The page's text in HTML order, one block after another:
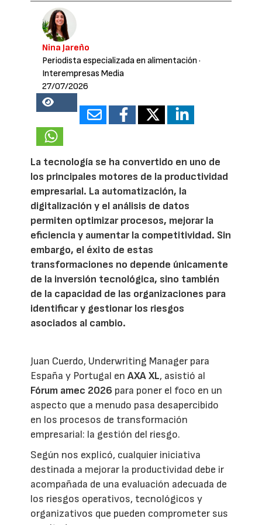
Nina Jareño
Periodista especializada en alimentación ·
Interempresas Media
27/07/2026
15680
La tecnología se ha convertido en uno de
los principales motores de la productividad
empresarial. La automatización, la
digitalización y el análisis de datos
permiten optimizar procesos, mejorar la
eficiencia y aumentar la competitividad. Sin
embargo, el éxito de estas
transformaciones no depende únicamente
de la inversión tecnológica, sino también
de la capacidad de las organizaciones para
identificar y gestionar los riesgos
asociados al cambio.
Juan Cuerdo, Underwriting Manager para
España y Portugal enAXA XL, asistió al
Fórum amec 2026 para poner el foco en un
aspecto que a menudo pasa desapercibido
en los procesos de transformación
empresarial: la gestión del riesgo.
Según nos explicó, cualquier iniciativa
destinada a mejorar la productividad debe ir
acompañada de una evaluación adecuada de
los riesgos operativos, tecnológicos y
organizativos que pueden comprometer sus